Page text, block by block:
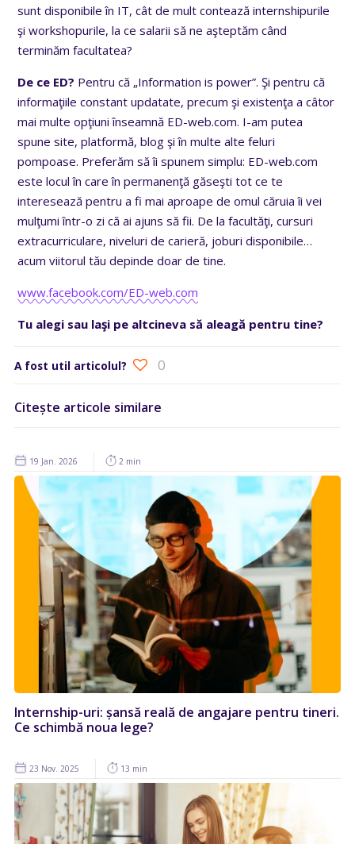
sunt disponibile în IT, cât de mult contează internshipurile
şi workshopurile, la ce salarii să ne aşteptăm când
terminăm facultatea?
De ce ED? Pentru că „Information is power”. Şi pentru că
informaţiile constant updatate, precum şi existenţa a câtor
mai multe opţiuni înseamnă ED-web.com. I-am putea
spune site, platformă, blog şi în multe alte feluri
pompoase. Preferăm să îi spunem simplu: ED-web.com
este locul în care în permanenţă găseşti tot ce te
interesează pentru a fi mai aproape de omul căruia îi vei
mulţumi într-o zi că ai ajuns să fii. De la facultăţi, cursuri
extracurriculare, niveluri de carieră, joburi disponibile…
acum viitorul tău depinde doar de tine.
www.facebook.com/ED-web.com
Tu alegi sau laşi pe altcineva să aleagă pentru tine?
A fost util articolul? 0
Citește articole similare
19 Jan. 2026 2 min
Internship-uri: șansă reală de angajare pentru tineri.
Ce schimbă noua lege?
23 Nov. 2025 13 min